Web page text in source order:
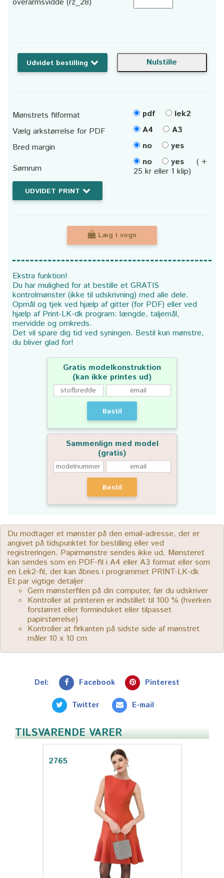
Udvidet bestilling
Mønstrets filformat pdf
lek2
Vælg arkstørrelse for PDF
A4
A3
Bred margin
no
yes
Sømrum
no yes
( +
25 kr eller 1 klip)
UDVIDET PRINT
Læg i vogn
Ekstra funktion!
Du har mulighed for at bestille et GRATIS
kontrolmønster (ikke til udskrivning) med alle dele.
Opmål og tjek ved hjælp af gitter (for PDF) eller ved
hjælp af Print-LK-dk program: længde, taljemål,
mervidde og omkreds.
Det vil spare dig tid ved syningen. Bestil kun mønstre,
du bliver glad for!
Gratis modelkonstruktion
(kan ikke printes ud)
Bestil
Sammenlign med model
(gratis)
Bestil
Du modtager et mønster på den email-adresse, der er
angivet på tidspunktet for bestilling eller ved
registreringen. Papirmønstre sendes ikke ud. Mønsteret
kan sendes som en PDF-fil i A4 eller A3 format eller som
en Lek2-fil, der kan åbnes i programmet PRINT-LK-dk
Et par vigtige detaljer
Gem mønsterfilen på din computer, før du udskriver
Kontroller at printeren er indstillet til 100 % (hverken
forstørret eller formindsket eller tilpasset
papirstørrelse)
Kontroller at firkanten på sidste side af mønstret
måler 10 x 10 cm
Del: Facebook Pinterest
Twitter E-mail
TILSVARENDE VARER
2765